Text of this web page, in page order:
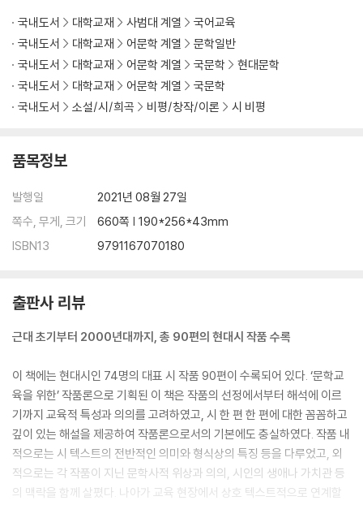
바람부는 날이면 압구정동에 가야 한다 6│압구정동, 체제가 만들어 낸 욕
망의 통조림 공장 544
혼자 가는 먼 집│아물 날 없는 상처, 그러나 “이쁜 당신” 554
선운사에서│진솔하고 거침없는 삶의 표현 562
눈물은 왜 짠가│뭔가 깨질 것 같은데 569
흙│부름과 들려옴 586
가재미│하나가 될 수 없는 우리의 따뜻함 601
외상일기│민주주의여 만세라고는 쓰지 못하고 607
원어│이주민을 바라보는 시선에 대한 자기반성 613
야생사과│길들여지지 않은 생명의 자유 627
오래된 기도│이루어지지 않은, 오래된 기도 643
찾아보기 648
지은이 소개 657
국내도서 대학교재 사범대 계열
국어교육
국내도서
대학교재 어문학 계열
문학일반
국내도서
대학교재 어문학 계열 국문학
현대문학
국내도서
대학교재 어문학 계열
국문학
국내도서
소설/시/희곡 비평/창작/이론 시 비평
품목정보
발행일
2021년 08월 27일
쪽수, 무게, 크기
660쪽 | 190*256*43mm
ISBN13
9791167070180
출판사 리뷰
근대 초기부터 2000년대까지, 총 90편의 현대시 작품 수록
이 책에는 현대시인 74명의 대표 시 작품 90편이 수록되어 있다. ‘문학교
육을 위한’ 작품론으로 기획된 이 책은 작품의 선정에서부터 해석에 이르
기까지 교육적 특성과 의의를 고려하였고, 시 한 편 한 편에 대한 꼼꼼하고
깊이 있는 해설을 제공하여 작품론으로서의 기본에도 충실하였다. 작품 내
적으로는 시 텍스트의 전반적인 의미와 형식상의 특징 등을 다루었고, 외
적으로는 각 작품이 지닌 문학사적 위상과 의의, 시인의 생애나 가치관 등
의 맥락을 함께 살폈다. 나아가 교육 현장에서 상호 텍스트적으로 연계할